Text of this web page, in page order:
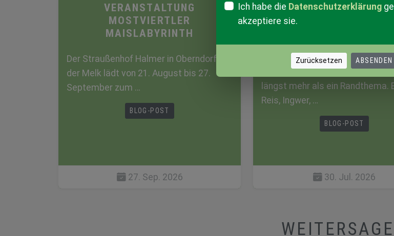
Ich habe die Datenschutzerklärung
akzeptiere sie.
VERANSTALTUNG
MOSTVIERTLER
MAISLABYRINTH
Der Straußenhof Halmer in Oberndorf an
der Melk lädt von 21. August bis 27.
September zum …
BLOG-POST
27. Sep. 2026
NACHLESE
EXOTEN IM AUFWIND –
MITNEHMEN
Exotische Kulturen sind in
längst mehr als ein Randthema.
Reis, Ingwer, …
BLOG-POST
30. Jul. 2026